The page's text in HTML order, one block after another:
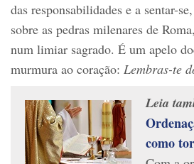
das responsabilidades e a sentar-
sobre as pedras milenares de
num limiar sagrado. É um apelo
murmura ao coração: Lembras-te
Leia
como